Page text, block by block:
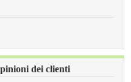
dei clienti